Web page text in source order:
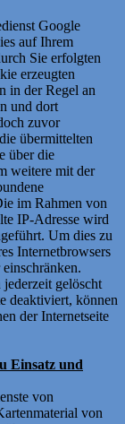
Google
auf Ihrem
Sie erfolgten
erzeugten
in der Regel an
und dort
zuvor
übermittelten
über die
weitere mit der
im Rahmen von
IP-Adresse wird
Um dies zu
Internetbrowsers
gelöscht
deaktiviert, können
der Internetseite
Einsatz und
von
von